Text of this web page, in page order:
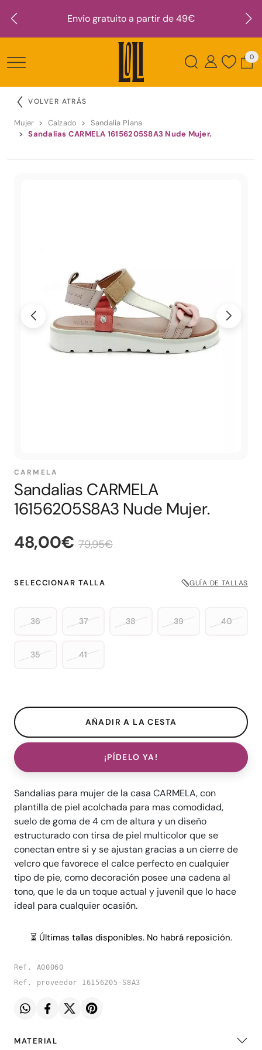
Envío gratuito a partir de 49€
0
VOLVER ATRÁS
Mujer Calzado
Sandalia Plana
Sandalias CARMELA 16156205S8A3 Nude Mujer.
CARMELA
Sandalias CARMELA
16156205S8A3 Nude Mujer.
48,00€ 79,95€
SELECCIONAR TALLA GUÍA DE TALLAS
36 37 38 39 40
35 41
¡PÍDELO YA!
Sandalias para mujer de la casa CARMELA, con
plantilla de piel acolchada para mas comodidad,
suelo de goma de 4 cm de altura y un diseño
estructurado con tirsa de piel multicolor que se
conectan entre si y se ajustan gracias a un cierre de
velcro que favorece el calce perfecto en cualquier
tipo de pie, como decoración posee una cadena al
tono, que le da un toque actual y juvenil que lo hace
ideal para cualquier ocasión.
⏳ Últimas tallas disponibles. No habrá reposición.
Ref. A00060
Ref. proveedor 16156205-S8A3
MATERIAL